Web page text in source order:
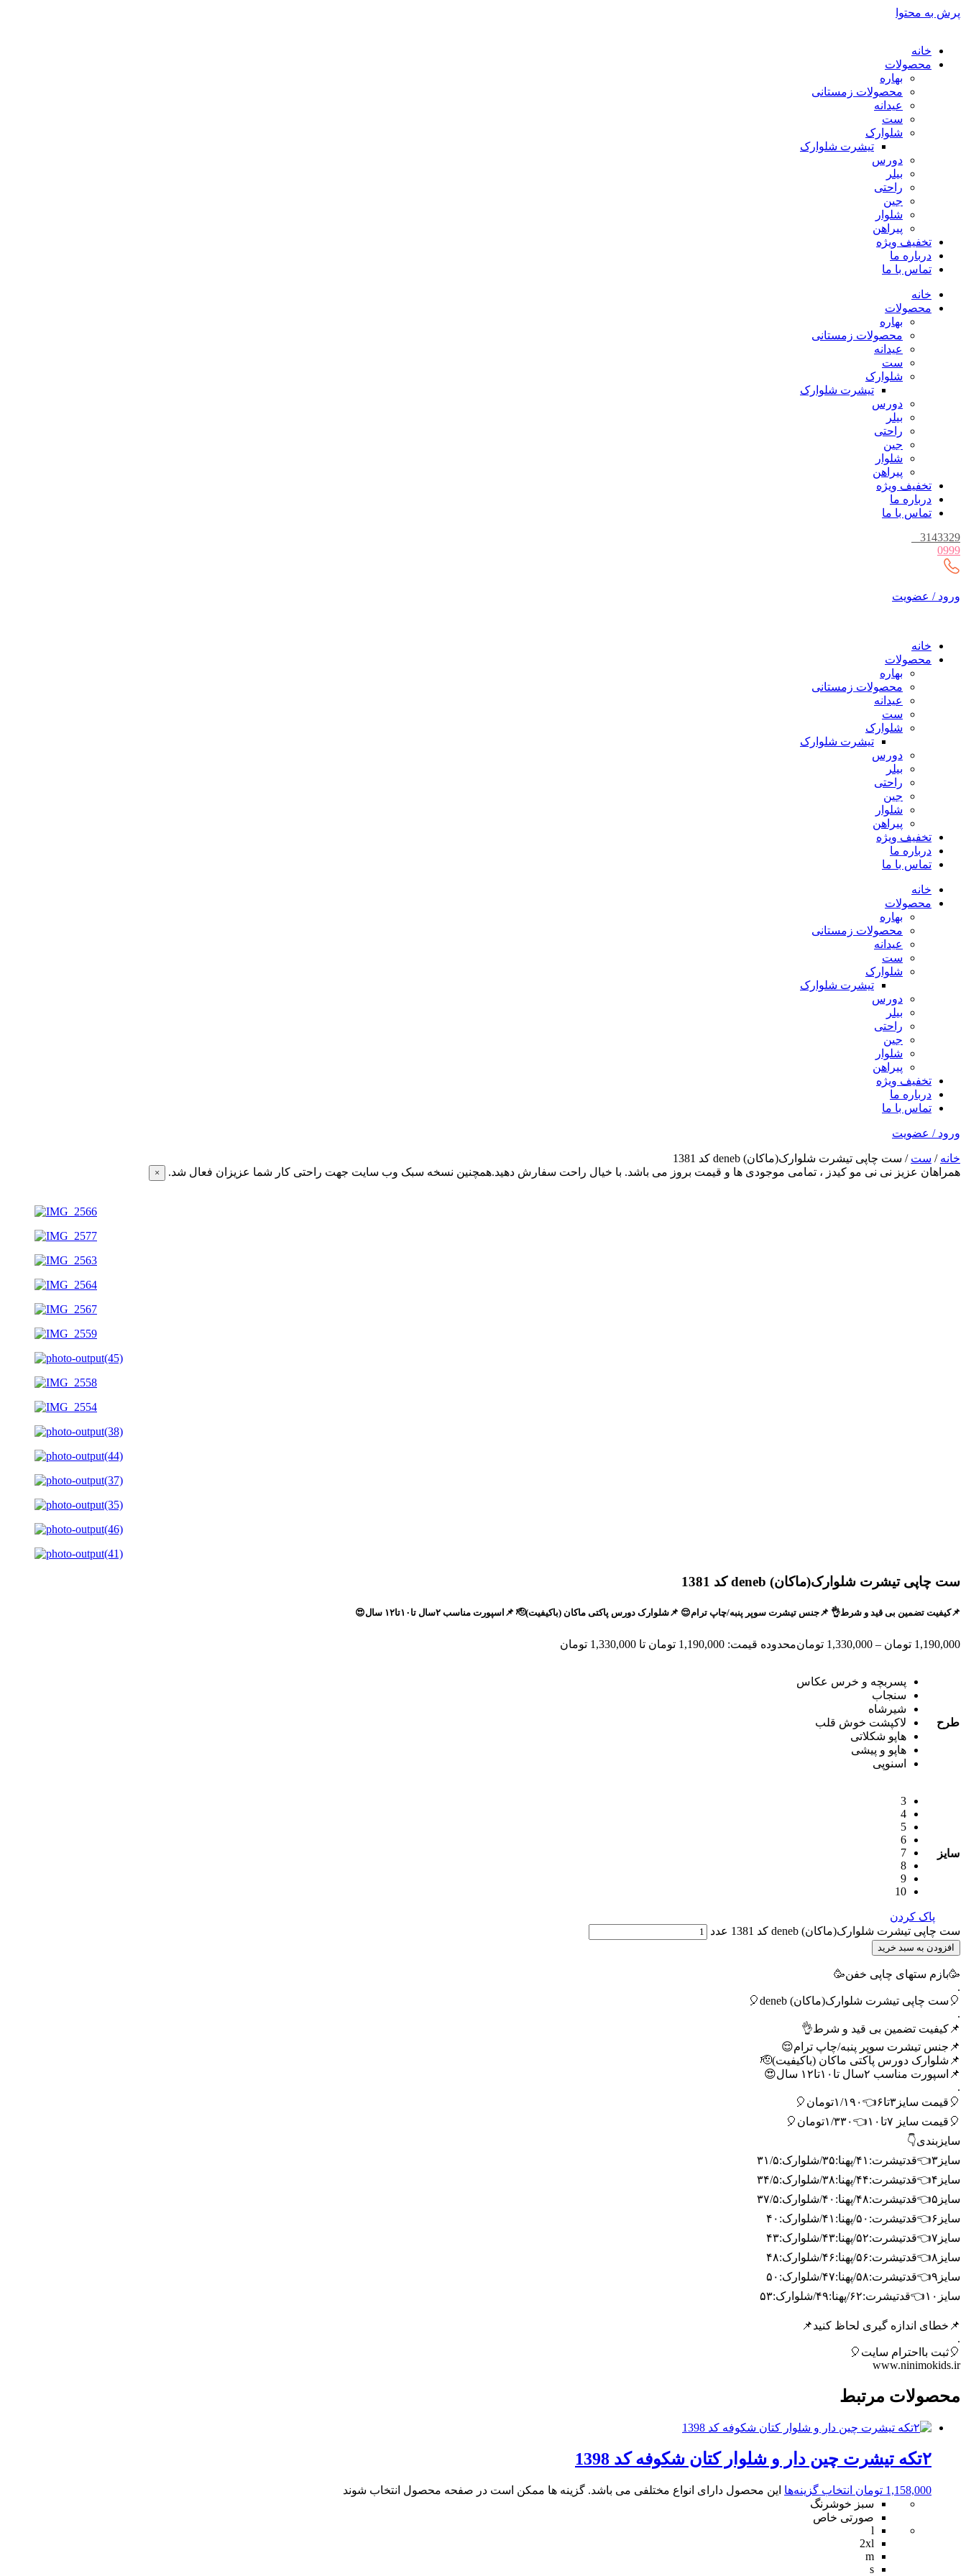
پرش به محتوا
خانه
محصولات
بهاره
محصولات زمستانی
عیدانه
ست
شلوارک
تیشرت شلوارک
دورس
بیلر
راحتی
جین
شلوار
پیراهن
تخفیف ویژه
درباره ما
تماس با ما
خانه
محصولات
بهاره
محصولات زمستانی
عیدانه
ست
شلوارک
تیشرت شلوارک
دورس
بیلر
راحتی
جین
شلوار
پیراهن
تخفیف ویژه
درباره ما
تماس با ما
3143329
0999
ورود / عضویت
خانه
محصولات
بهاره
محصولات زمستانی
عیدانه
ست
شلوارک
تیشرت شلوارک
دورس
بیلر
راحتی
جین
شلوار
پیراهن
تخفیف ویژه
درباره ما
تماس با ما
خانه
محصولات
بهاره
محصولات زمستانی
عیدانه
ست
شلوارک
تیشرت شلوارک
دورس
بیلر
راحتی
جین
شلوار
پیراهن
تخفیف ویژه
درباره ما
تماس با ما
ورود / عضویت
خانه / ست / ست چاپی تیشرت شلوارک(ماکان) deneb کد 1381
همراهان عزیز نی نی مو کیدز ، تمامی موجودی ها و قیمت بروز می باشد. با خیال راحت سفارش دهید.همچنین نسخه سبک وب سایت جهت راحتی کار شما عزیزان فعال شد. ×
ست چاپی تیشرت شلوارک(ماکان) deneb کد 1381
📌کیفیت تضمین بی قید و شرط👌 📌جنس تیشرت سوپر پنبه/چاپ ترام😌 📌شلوارک دورس پاکتی ماکان (باکیفیت)🫡 📌اسپورت مناسب ۲سال تا۱۰تا۱۲ سال😍
1,190,000 تومان –
1,330,000 تومانمحدوده قیمت: 1,190,000 تومان تا 1,330,000 تومان
طرح
پسربچه و خرس عکاس
سنجاب
شیرشاه
لاکپشت خوش قلب
هاپو شکلاتی
هاپو و پیشی
اسنوپی
سایز
3
4
5
6
7
8
9
10
پاک کردن
ست چاپی تیشرت شلوارک(ماکان) deneb کد 1381 عدد
افزودن به سبد خرید
🥳بازم ستهای چاپی خفن🥳
.
🎈ست چاپی تیشرت شلوارک(ماکان) deneb🎈
.
📌کیفیت تضمین بی قید و شرط👌
📌جنس تیشرت سوپر پنبه/چاپ ترام😌
📌شلوارک دورس پاکتی ماکان (باکیفیت)🫡
📌اسپورت مناسب ۲سال تا۱۰تا۱۲ سال😍
.
🎈قیمت سایز۳تا۶👈۱/۱۹۰تومان🎈
🎈قیمت سایز ۷تا۱۰👈۱/۳۳۰تومان🎈
سایزبندی👇
سایز۳👈قدتیشرت:۴۱/پهنا:۳۵/شلوارک:۳۱/۵
سایز۴👈قدتیشرت:۴۴/پهنا:۳۸/شلوارک:۳۴/۵
سایز۵👈قدتیشرت:۴۸/پهنا:۴۰/شلوارک:۳۷/۵
سایز۶👈قدتیشرت:۵۰/پهنا:۴۱/شلوارک:۴۰
سایز۷👈قدتیشرت:۵۲/پهنا:۴۳/شلوارک:۴۳
سایز۸👈قدتیشرت:۵۶/پهنا:۴۶/شلوارک:۴۸
سایز۹👈قدتیشرت:۵۸/پهنا:۴۷/شلوارک:۵۰
سایز۱۰👈قدتیشرت:۶۲/پهنا:۴۹/شلوارک:۵۳
📌خطای اندازه گیری لحاظ کنید📌
.
🎈ثبت بااحترام سایت🎈
www.ninimokids.ir
محصولات مرتبط
۲تکه تیشرت چین دار و شلوار کتان شکوفه کد 1398
1,158,000 تومان انتخاب گزینه‌ها این محصول دارای انواع مختلفی می باشد. گزینه ها ممکن است در صفحه محصول انتخاب شوند
سبز خوشرنگ
صورتی خاص
l
2xl
m
s